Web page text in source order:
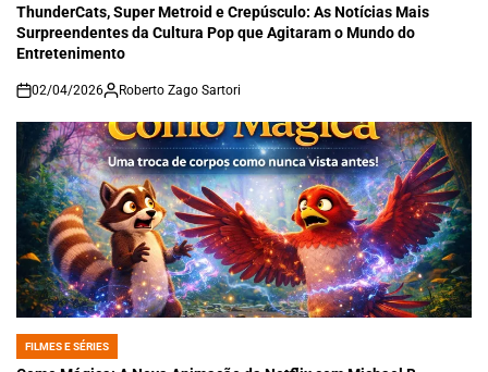
IN
ThunderCats, Super Metroid e Crepúsculo: As Notícias Mais
Surpreendentes da Cultura Pop que Agitaram o Mundo do
Entretenimento
on
02/04/2026 Roberto Zago Sartori
POSTED
IN
FILMES E SÉRIES